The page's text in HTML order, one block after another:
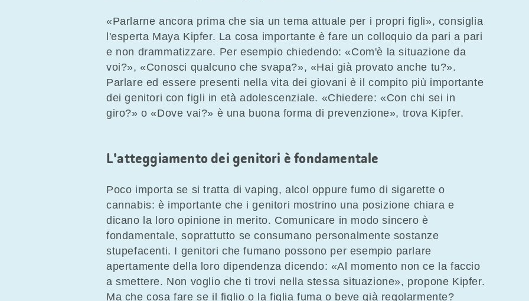
«Parlarne ancora prima che sia un tema attuale per i propri figli», consiglia
l'esperta Maya Kipfer. La cosa importante è fare un colloquio da pari a pari
e non drammatizzare. Per esempio chiedendo: «Com'è la situazione da
voi?», «Conosci qualcuno che svapa?», «Hai già provato anche tu?».
Parlare ed essere presenti nella vita dei giovani è il compito più importante
dei genitori con figli in età adolescenziale. «Chiedere: «Con chi sei in
giro?» o «Dove vai?» è una buona forma di prevenzione», trova Kipfer.
L'atteggiamento dei genitori è fondamentale
Poco importa se si tratta di vaping, alcol oppure fumo di sigarette o
cannabis: è importante che i genitori mostrino una posizione chiara e
dicano la loro opinione in merito. Comunicare in modo sincero è
fondamentale, soprattutto se consumano personalmente sostanze
stupefacenti. I genitori che fumano possono per esempio parlare
apertamente della loro dipendenza dicendo: «Al momento non ce la faccio
a smettere. Non voglio che ti trovi nella stessa situazione», propone Kipfer.
Ma che cosa fare se il figlio o la figlia fuma o beve già regolarmente?